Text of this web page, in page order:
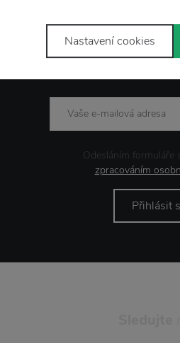
Novinkye-
Odesláním formuláře
zpracováním
Přihlásit
Nastavení cookies